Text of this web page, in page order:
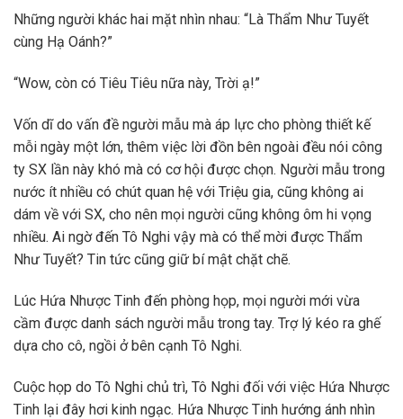
Những người khác hai mặt nhìn nhau: “Là Thẩm Như Tuyết
cùng Hạ Oánh?”
“Wow, còn có Tiêu Tiêu nữa này, Trời ạ!”
Vốn dĩ do vấn đề người mẫu mà áp lực cho phòng thiết kế
mỗi ngày một lớn, thêm việc lời đồn bên ngoài đều nói công
ty SX lần này khó mà có cơ hội được chọn. Người mẫu trong
nước ít nhiều có chút quan hệ với Triệu gia, cũng không ai
dám về với SX, cho nên mọi người cũng không ôm hi vọng
nhiều. Ai ngờ đến Tô Nghi vậy mà có thể mời được Thẩm
Như Tuyết? Tin tức cũng giữ bí mật chặt chẽ.
Lúc Hứa Nhược Tinh đến phòng họp, mọi người mới vừa
cầm được danh sách người mẫu trong tay. Trợ lý kéo ra ghế
dựa cho cô, ngồi ở bên cạnh Tô Nghi.
Cuộc họp do Tô Nghi chủ trì, Tô Nghi đối với việc Hứa Nhược
Tinh lại đây hơi kinh ngạc. Hứa Nhược Tinh hướng ánh nhìn